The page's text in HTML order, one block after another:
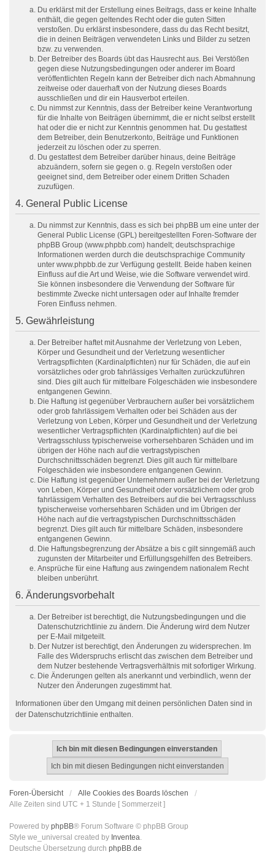
Du erklärst mit der Erstellung eines Beitrags, dass er keine Inhalte
enthält, die gegen geltendes Recht oder die guten Sitten
verstoßen. Du erklärst insbesondere, dass du das Recht besitzt,
die in deinen Beiträgen verwendeten Links und Bilder zu setzen
bzw. zu verwenden.
Der Betreiber des Boards übt das Hausrecht aus. Bei Verstößen
gegen diese Nutzungsbedingungen oder anderer im Board
veröffentlichten Regeln kann der Betreiber dich nach Abmahnung
zeitweise oder dauerhaft von der Nutzung dieses Boards
ausschließen und dir ein Hausverbot erteilen.
Du nimmst zur Kenntnis, dass der Betreiber keine Verantwortung
für die Inhalte von Beiträgen übernimmt, die er nicht selbst erstellt
hat oder die er nicht zur Kenntnis genommen hat. Du gestattest
dem Betreiber, dein Benutzerkonto, Beiträge und Funktionen
jederzeit zu löschen oder zu sperren.
Du gestattest dem Betreiber darüber hinaus, deine Beiträge
abzuändern, sofern sie gegen o. g. Regeln verstoßen oder
geeignet sind, dem Betreiber oder einem Dritten Schaden
zuzufügen.
4. General Public License
Du nimmst zur Kenntnis, dass es sich bei phpBB um eine unter der
General Public License (GPL) bereitgestellten Foren-Software der
phpBB Group (www.phpbb.com) handelt; deutschsprachige
Informationen werden durch die deutschsprachige Community
unter www.phpbb.de zur Verfügung gestellt. Beide haben keinen
Einfluss auf die Art und Weise, wie die Software verwendet wird.
Sie können insbesondere die Verwendung der Software für
bestimmte Zwecke nicht untersagen oder auf Inhalte fremder
Foren Einfluss nehmen.
5. Gewährleistung
Der Betreiber haftet mit Ausnahme der Verletzung von Leben,
Körper und Gesundheit und der Verletzung wesentlicher
Vertragspflichten (Kardinalpflichten) nur für Schäden, die auf ein
vorsätzliches oder grob fahrlässiges Verhalten zurückzuführen
sind. Dies gilt auch für mittelbare Folgeschäden wie insbesondere
entgangenen Gewinn.
Die Haftung ist gegenüber Verbrauchern außer bei vorsätzlichem
oder grob fahrlässigem Verhalten oder bei Schäden aus der
Verletzung von Leben, Körper und Gesundheit und der Verletzung
wesentlicher Vertragspflichten (Kardinalpflichten) auf die bei
Vertragsschluss typischerweise vorhersehbaren Schäden und im
übrigen der Höhe nach auf die vertragstypischen
Durchschnittsschäden begrenzt. Dies gilt auch für mittelbare
Folgeschäden wie insbesondere entgangenen Gewinn.
Die Haftung ist gegenüber Unternehmern außer bei der Verletzung
von Leben, Körper und Gesundheit oder vorsätzlichem oder grob
fahrlässigem Verhalten des Betreibers auf die bei Vertragsschluss
typischerweise vorhersehbaren Schäden und im Übrigen der
Höhe nach auf die vertragstypischen Durchschnittsschäden
begrenzt. Dies gilt auch für mittelbare Schäden, insbesondere
entgangenen Gewinn.
Die Haftungsbegrenzung der Absätze a bis c gilt sinngemäß auch
zugunsten der Mitarbeiter und Erfüllungsgehilfen des Betreibers.
Ansprüche für eine Haftung aus zwingendem nationalem Recht
bleiben unberührt.
6. Änderungsvorbehalt
Der Betreiber ist berechtigt, die Nutzungsbedingungen und die
Datenschutzrichtlinie zu ändern. Die Änderung wird dem Nutzer
per E-Mail mitgeteilt.
Der Nutzer ist berechtigt, den Änderungen zu widersprechen. Im
Falle des Widerspruchs erlischt das zwischen dem Betreiber und
dem Nutzer bestehende Vertragsverhältnis mit sofortiger Wirkung.
Die Änderungen gelten als anerkannt und verbindlich, wenn der
Nutzer den Änderungen zugestimmt hat.
Informationen über den Umgang mit deinen persönlichen Daten sind in
der Datenschutzrichtlinie enthalten.
Foren-Übersicht
Alle Cookies des Boards löschen
Alle Zeiten sind UTC + 1 Stunde [ Sommerzeit ]
Powered by phpBB® Forum Software © phpBB Group
Style we_universal created by Inventea.
Deutsche Übersetzung durch phpBB.de